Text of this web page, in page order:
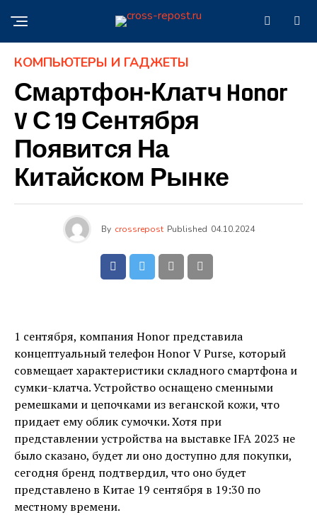
КОМПЬЮТЕРЫ И ГАДЖЕТЫ
Смартфон-Клатч Honor
V С 19 Сентября
Появится На
Китайском Рынке
By crossrepost Published 04.10.2024
1 сентября, компания Honor представила
концептуальный телефон Honor V Purse, который
совмещает характеристики складного смартфона и
сумки-клатча. Устройство оснащено сменными
ремешками и цепочками из веганской кожи, что
придает ему облик сумочки. Хотя при
представлении устройства на выставке IFA 2023 не
было сказано, будет ли оно доступно для покупки,
сегодня бренд подтвердил, что оно будет
представлено в Китае 19 сентября в 19:30 по
местному времени.